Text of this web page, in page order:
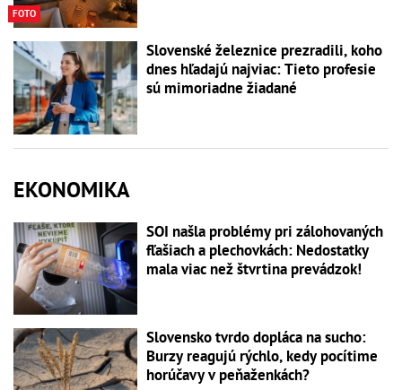
FOTO
Slovenské železnice prezradili, koho
dnes hľadajú najviac: Tieto profesie
sú mimoriadne žiadané
EKONOMIKA
SOI našla problémy pri zálohovaných
fľašiach a plechovkách: Nedostatky
mala viac než štvrtina prevádzok!
Slovensko tvrdo dopláca na sucho:
Burzy reagujú rýchlo, kedy pocítime
horúčavy v peňaženkách?